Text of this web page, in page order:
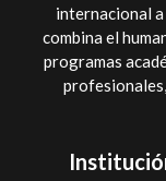
internacional
combina el
programas